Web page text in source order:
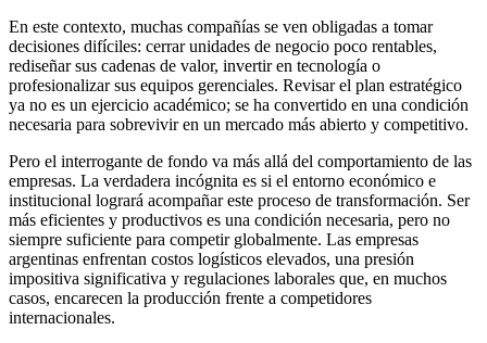
En este contexto, muchas compañías se ven obligadas a tomar
decisiones difíciles: cerrar unidades de negocio poco rentables,
rediseñar sus cadenas de valor, invertir en tecnología o
profesionalizar sus equipos gerenciales. Revisar el plan estratégico
ya no es un ejercicio académico; se ha convertido en una condición
necesaria para sobrevivir en un mercado más abierto y competitivo.
Pero el interrogante de fondo va más allá del comportamiento de las
empresas. La verdadera incógnita es si el entorno económico e
institucional logrará acompañar este proceso de transformación. Ser
más eficientes y productivos es una condición necesaria, pero no
siempre suficiente para competir globalmente. Las empresas
argentinas enfrentan costos logísticos elevados, una presión
impositiva significativa y regulaciones laborales que, en muchos
casos, encarecen la producción frente a competidores
internacionales.